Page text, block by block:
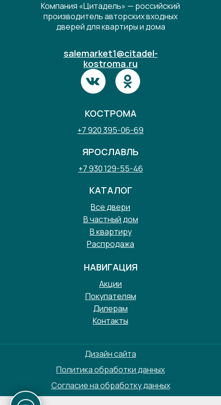
Все двери
В частный дом
В квартиру
Распродажа
КАТАЛОГ
Акции
Покупателям
Дилерам
Контакты
НАВИГАЦИЯ
ЯРОСЛАВЛЬ
+7 920 395-06-69
+7 930 129-55-46
КОСТРОМА
salemarket1@citadel-
kostroma.ru
Компания «Цитадель» — российский
производитель авторских входных
дверей для квартиры и дома
Дизайн сайта
Политика обработки данных
Согласие на обработку данных